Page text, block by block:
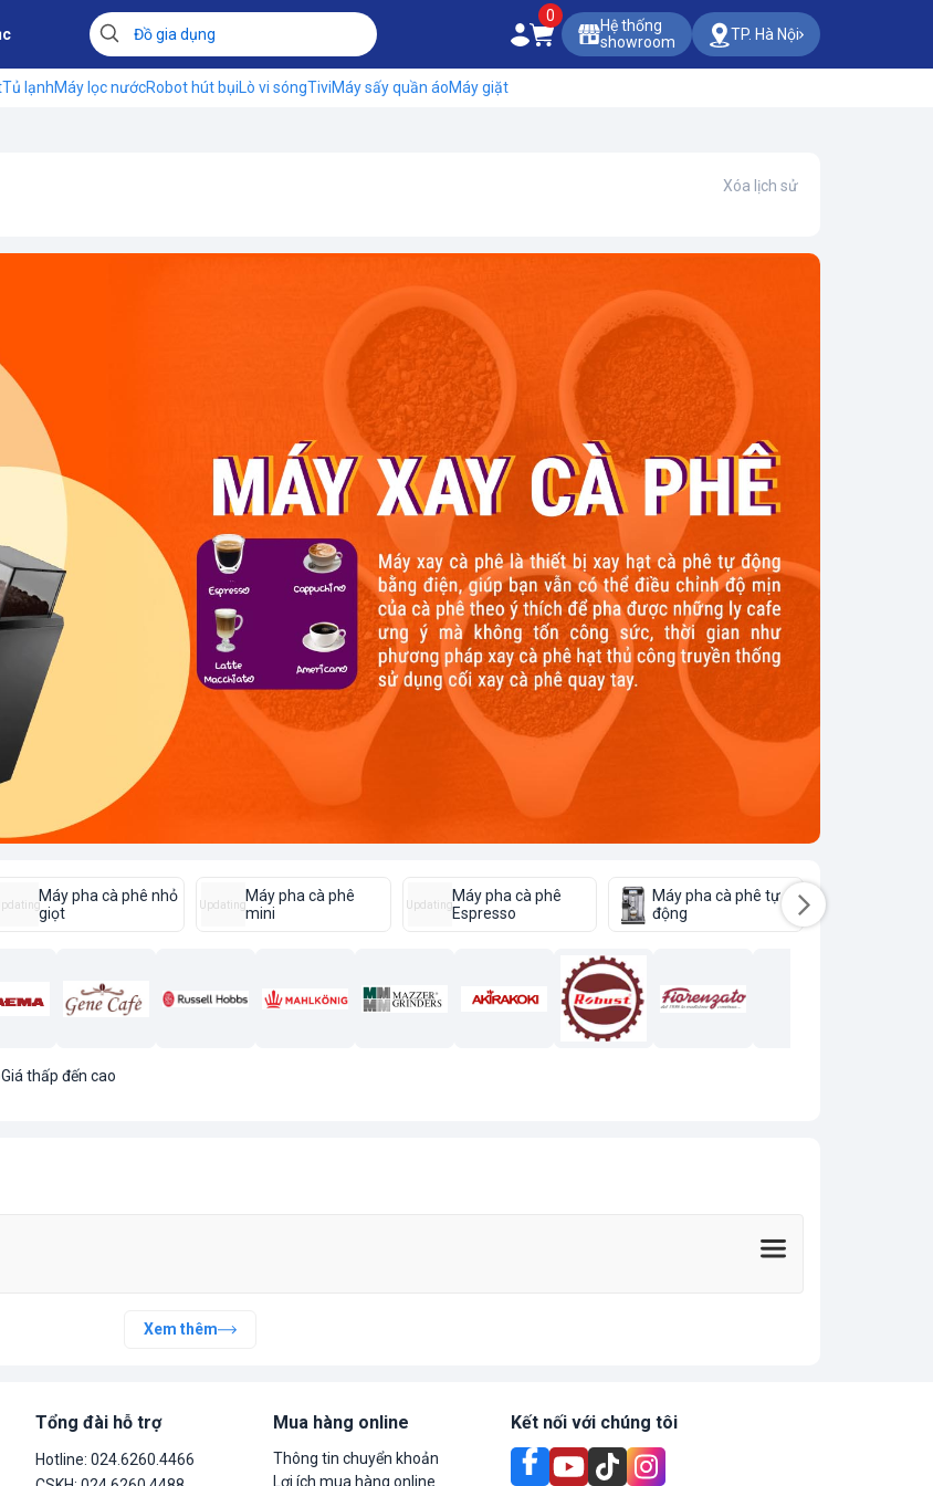
0
Hệ thống
showroom
TP. Hà Nội
Tủ lạnhMáy lọc nướcRobot hút bụiLò vi sóngTiviMáy sấy quần áoMáy giặt
Xóa lịch sử
UpdatingMáy pha cà phê nhỏ
giọt
UpdatingMáy pha cà phê
mini
UpdatingMáy pha cà phê
Espresso
Máy pha cà phê tự
động
Giá thấp đến cao
Xem thêm
Tổng đài hỗ trợ
Hotline: 024.6260.4466
Mua hàng online
Thông tin chuyển khoản
Lợi ích mua hàng online
Kết nối với chúng tôi